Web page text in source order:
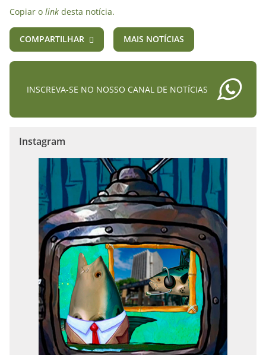
Copiar o link desta notícia.
COMPARTILHAR MAIS NOTÍCIAS
INSCREVA-SE NO NOSSO CANAL DE NOTÍCIAS
Instagram